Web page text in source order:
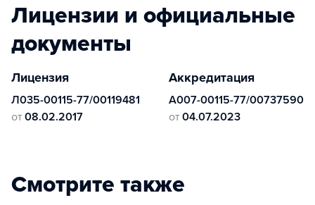
Лицензии и официальные
документы
Лицензия
Л035-00115-77/00119481
от 08.02.2017
Аккредитация
А007-00115-77/00737590
от 04.07.2023
Смотрите также